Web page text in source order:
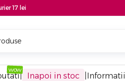
17 lei
| Inapoi in stoc Informatii